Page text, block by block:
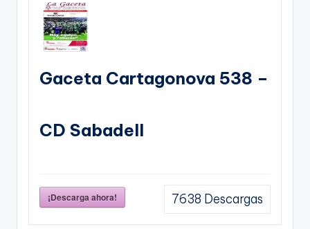
Gaceta Cartagonova 538 –
CD Sabadell
¡Descarga ahora! 7638 Descargas